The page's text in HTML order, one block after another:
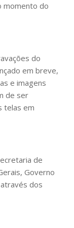
momento do
do
em breve,
e imagens
de ser
telas em
de
Governo
dos